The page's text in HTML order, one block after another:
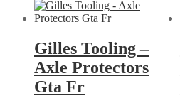
Gilles Tooling –
Axle Protectors
Gta Fr